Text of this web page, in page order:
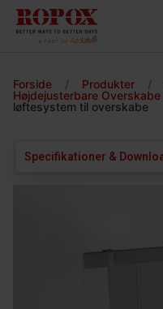
Forside / Produkter /
Højdejusterbare Overskabe
løftesystem til overskabe
Specifikationer &